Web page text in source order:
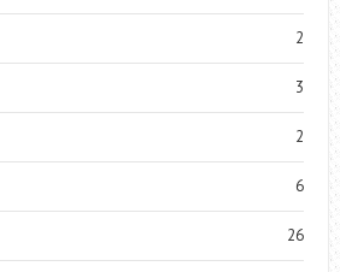
2
3
2
6
26